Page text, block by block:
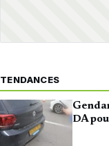
TENDANCES
DA